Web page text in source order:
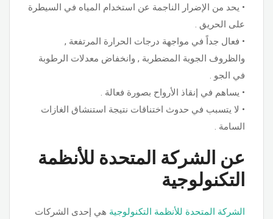
• يحد من الإضرار الناجمة عن استخدام المياه في السيطرة
على الحريق .
• فعال جداً في مواجهة درجات الحرارة المرتفعة ,
والظروف الجوية المضطربة , وانخفاض معدلات الرطوبة
في الجو .
• يساهم في إنقاذ الأرواح بصورة فعالة .
• لا يتسبب في حدوث اختناقات نتيجة استنشاق الغازات
السامة .
عن الشركة المتحدة للأنظمة
التكنولوجية
الشركة المتحدة للأنظمة التكنولوجية هي إحدى الشركات